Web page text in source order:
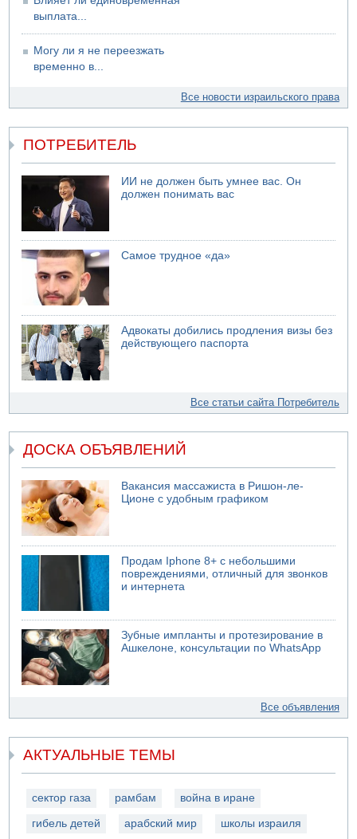
NYT: Хизбалла переживает самый серьезный
финансовый кризис за многие годы
Трагедия в Мексике: четырехлетний израильский
ребенок утонул, упав в бассейн
Авиакомпания Air Canada вновь отсрочила
выплата...
Могу ли я не переезжать
временно в...
Все новости израильского права
ПОТРЕБИТЕЛЬ
ИИ не должен быть умнее вас. Он
должен понимать вас
Самое трудное «да»
Адвокаты добились продления визы без
действующего паспорта
Все статьи сайта Потребитель
ДОСКА ОБЪЯВЛЕНИЙ
Вакансия массажиста в Ришон-ле-
Ционе с удобным графиком
Продам Iphone 8+ с небольшими
повреждениями, отличный для звонков
и интернета
Зубные импланты и протезирование в
Ашкелоне, консультации по WhatsApp
Все объявления
АКТУАЛЬНЫЕ ТЕМЫ
сектор газа рамбам война в иране
гибель детей арабский мир школы израиля